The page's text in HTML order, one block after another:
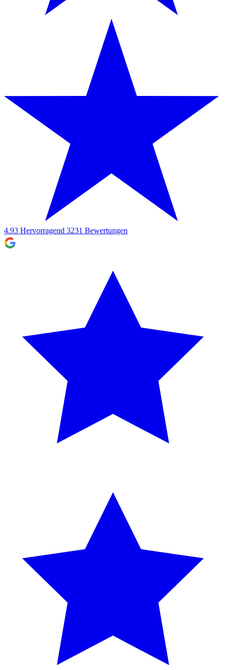
4.93 Hervorragend 3231 Bewertungen